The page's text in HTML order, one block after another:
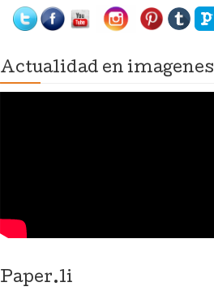
Actualidad en imagenes
Paper.li